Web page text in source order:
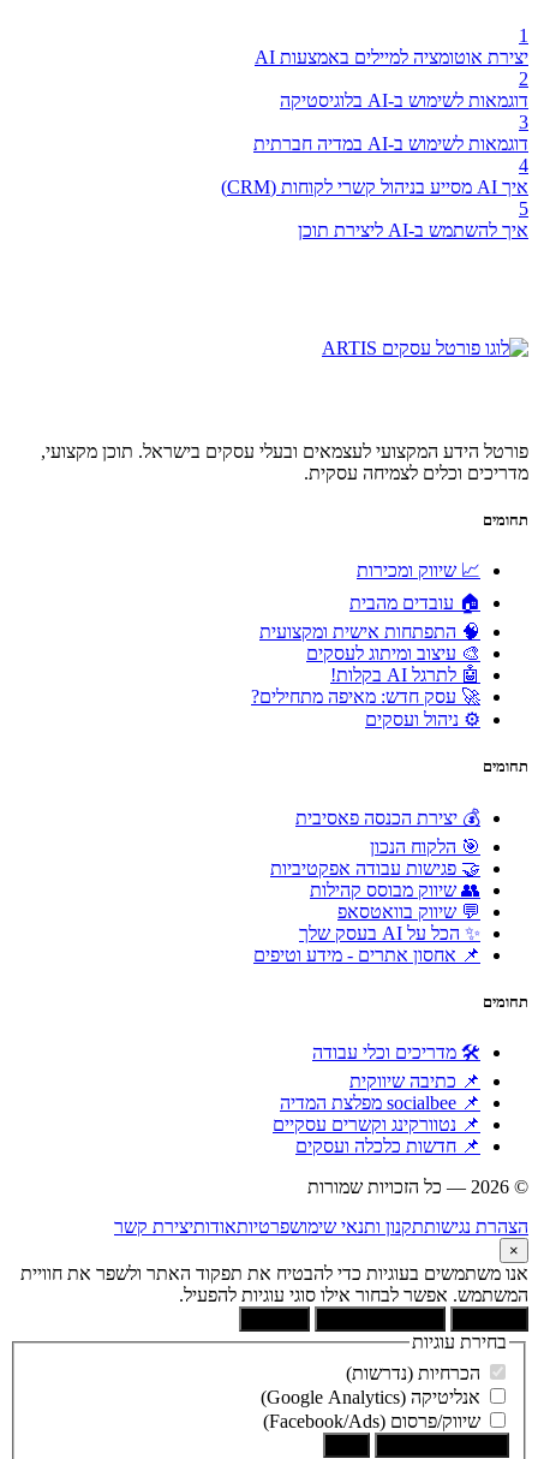
1
יצירת אוטומציה למיילים באמצעות AI
2
דוגמאות לשימוש ב-AI בלוגיסטיקה
3
דוגמאות לשימוש ב-AI במדיה חברתית
4
איך AI מסייע בניהול קשרי לקוחות (CRM)
5
איך להשתמש ב-AI ליצירת תוכן
פורטל הידע המקצועי לעצמאים ובעלי עסקים בישראל. תוכן מקצועי,
מדריכים וכלים לצמיחה עסקית.
תחומים
📈 שיווק ומכירות
🏠 עובדים מהבית
🧠 התפתחות אישית ומקצועית
🎨 עיצוב ומיתוג לעסקים
🤖 לתרגל AI בקלות!
🚀 עסק חדש: מאיפה מתחילים?
⚙️ ניהול ועסקים
תחומים
💰 יצירת הכנסה פאסיבית
🎯 הלקוח הנכון
🤝 פגישות עבודה אפקטיביות
👥 שיווק מבוסס קהילות
💬 שיווק בוואטסאפ
✨ הכל על AI בעסק שלך
📌 אחסון אתרים - מידע וטיפים
תחומים
🛠 מדריכים וכלי עבודה
📌 כתיבה שיווקית
📌 socialbee מפלצת המדיה
📌 נטוורקינג וקשרים עסקיים
📌 חדשות כלכלה ועסקים
© 2026 — כל הזכויות שמורות
הצהרת נגישותתקנון ותנאי שימושפרטיותאודותיצירת קשר
×
אנו משתמשים בעוגיות כדי להבטיח את תפקוד האתר ולשפר את חוויית
המשתמש. אפשר לבחור אילו סוגי עוגיות להפעיל.
בחירת עוגיות
הכרחיות (נדרשות)
אנליטיקה (Google Analytics)
שיווק/פרסום (Facebook/Ads)